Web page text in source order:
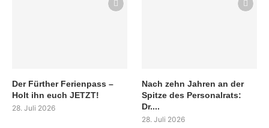
Der Fürther Ferienpass –
Holt ihn euch JETZT!
28. Juli 2026
Nach zehn Jahren an der
Spitze des Personalrats:
Dr....
28. Juli 2026